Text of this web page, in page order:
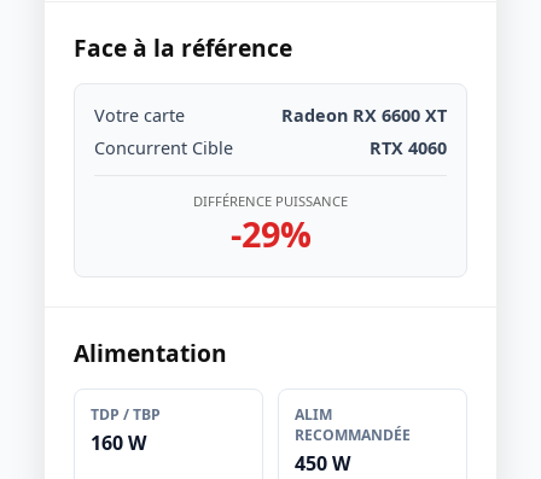
Face à la référence
Votre carte
Radeon RX 6600 XT
Concurrent Cible
RTX 4060
DIFFÉRENCE PUISSANCE
-29%
Alimentation
TDP / TBP
160 W
ALIM
RECOMMANDÉE
450 W